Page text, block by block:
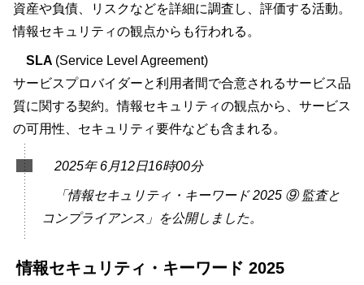
資産や負債、リスクなどを詳細に調査し、評価する活動。
情報セキュリティの観点からも行われる。
SLA (Service Level Agreement)
サービスプロバイダーと利用者間で合意されるサービス品
質に関する契約。情報セキュリティの観点から、サービス
の可用性、セキュリティ要件なども含まれる。
2025年 6月12日16時00分
「情報セキュリティ・キーワード 2025 ⑨ 監査と
コンプライアンス」を公開しました。
情報セキュリティ・キーワード 2025